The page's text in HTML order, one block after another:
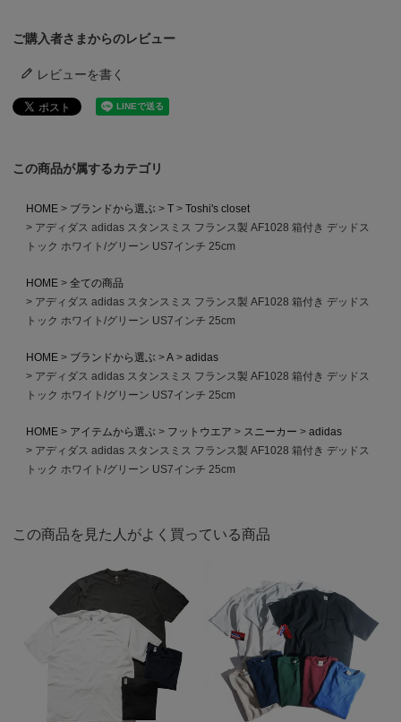
ご購入者さまからのレビュー
レビューを書く
この商品が属するカテゴリ
HOME ブランドから選ぶ T
Toshi's closet
アディダス adidas スタンスミス フランス製 AF1028 箱付き デッドス
トック ホワイト/グリーン US7インチ 25cm
HOME
全ての商品
アディダス adidas スタンスミス フランス製 AF1028 箱付き デッドス
トック ホワイト/グリーン US7インチ 25cm
HOME ブランドから選ぶ A
adidas
アディダス adidas スタンスミス フランス製 AF1028 箱付き デッドス
トック ホワイト/グリーン US7インチ 25cm
HOME アイテムから選ぶ フットウエア スニーカー
adidas
アディダス adidas スタンスミス フランス製 AF1028 箱付き デッドス
トック ホワイト/グリーン US7インチ 25cm
この商品を見た人がよく買っている商品